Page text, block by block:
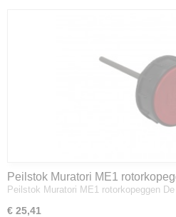
Peilstok Muratori ME1
Peilstok Muratori ME1 rotorkopeggen
€ 25,41